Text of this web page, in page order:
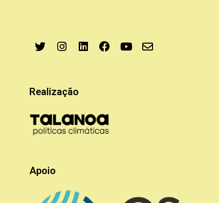
Realização
Apoio